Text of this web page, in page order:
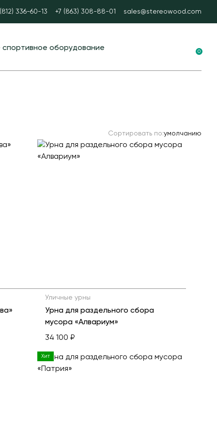
336-60-13 +7 (863) 308-88-01 sales@stereowood.com
спортивное оборудование
спорт
0
Сортировать по:умолчанию
Уличные урны
Урна для раздельного сбора
мусора «Алвариум»
34 100 ₽
Хит